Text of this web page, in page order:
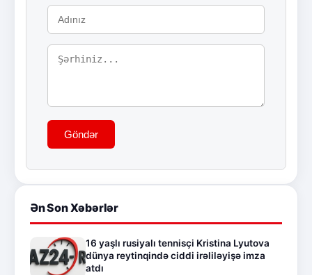
Göndər
Ən Son Xəbərlər
16 yaşlı rusiyalı tennisçi Kristina Lyutova
dünya reytinqində ciddi irəliləyişə imza
atdı